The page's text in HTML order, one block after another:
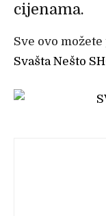
cijenama.
Sve ovo
Svašta Nešto